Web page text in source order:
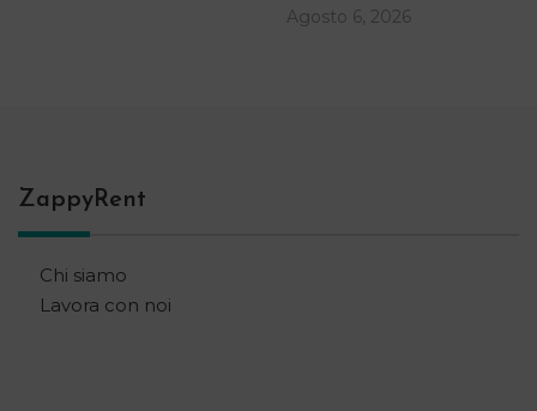
Agosto 6, 2026
ZappyRent
Chi siamo
Lavora con noi